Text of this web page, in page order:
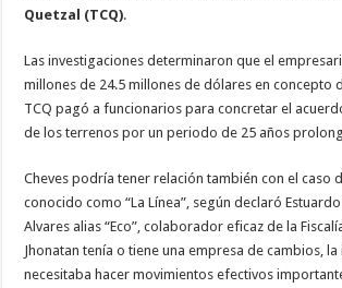
Quetzal (TCQ).
Las investigaciones determinaron que el
millones de 24.5 millones de dólares en concepto
TCQ pagó a funcionarios para concretar el
de los terrenos por un periodo de 25 años
Cheves podría tener relación también con el caso
conocido como “La Línea”, según declaró
Alvares alias “Eco”, colaborador eficaz de la
Jhonatan tenía o tiene una empresa de cambios,
necesitaba hacer movimientos efectivos